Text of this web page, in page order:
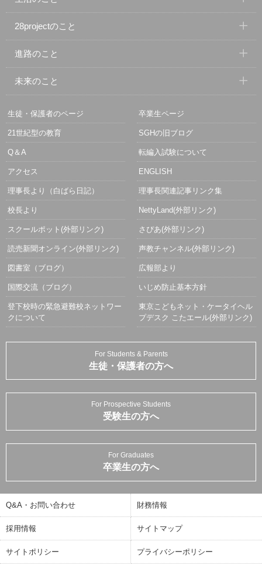
28projectのこと
進路のこと
未来のこと
生徒・保護者のページ 卒業生ページ
21世紀型の教育 SGHの旧ブログ
Q＆A 転編入試験について
アクセス ENGLISH
理事長より（白ばら日記） 理事長関連記事リンク集
校長より NettyLand(外部リンク)
スクールポット(外部リンク) さぴあ(外部リンク)
読売新聞オンライン(外部リンク) 声教チャンネル(外部リンク)
図書室（ブログ） 広報部より
国際交流（ブログ） いじめ防止基本方針
登下校時の緊急避難校ネットワー
クについて
東京こどもネット・ケータイヘル
プデスク こたエール(外部リンク)
For Students & Parents
生徒・保護者の方へ
For Prospective Students
受験生の方へ
For Graduates
卒業生の方へ
Q&A・お問い合わせ 財務情報
採用情報 サイトマップ
サイトポリシー プライバシーポリシー